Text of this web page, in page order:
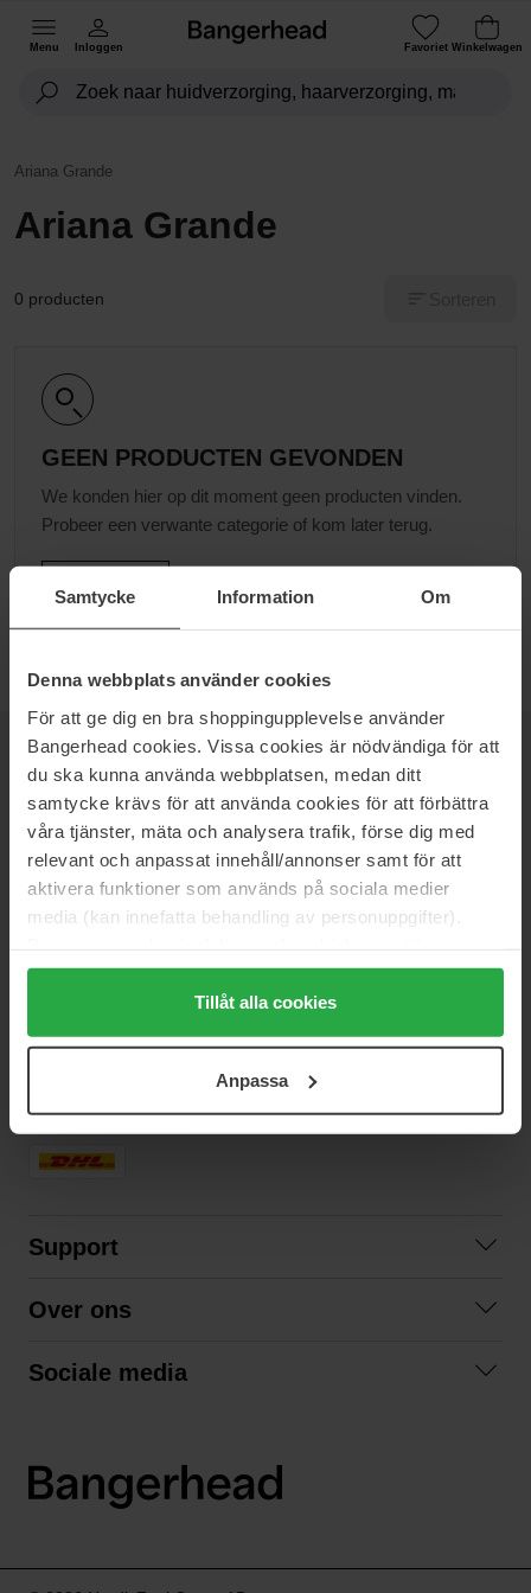
Samtycke Information Om
Denna webbplats använder cookies
För att ge dig en bra shoppingupplevelse använder
Bangerhead cookies. Vissa cookies är nödvändiga för att
du ska kunna använda webbplatsen, medan ditt
samtycke krävs för att använda cookies för att förbättra
våra tjänster, mäta och analysera trafik, förse dig med
relevant och anpassat innehåll/annonser samt för att
aktivera funktioner som används på sociala medier
media (kan innefatta behandling av personuppgifter).
Genom att trycka på "Tillåt alla cookies" accepterar du
alla cookies, medan du under "Detaljer" kan anpassa
användningen av cookies. Du kan när som helst återkalla
samt vår Integritetspolicy.
Tillåt alla cookies
Anpassa
Menu Inloggen Favoriet Winkelwagen
Ariana Grande
Ariana Grande
0 producten
GEEN PRODUCTEN GEVONDEN
We konden hier op dit moment geen producten vinden.
Probeer een verwante categorie of kom later terug.
NIEUWSBRIEF
WEES ALS EERSTE OP DE HOOGTE
Wil je het beste beauty-nieuws direct in je inbox ontvangen?
aanbiedingen!
SNELLE LEVERING
Support
Algemene voorwaarden
Over ons
Sociale media
LinkedIn